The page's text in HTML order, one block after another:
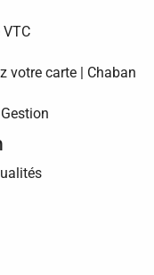
votre carte | Chaban